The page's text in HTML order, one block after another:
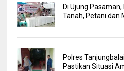
Di Ujung
Tanah, Petani dan
Polres
Pastikan Situasi